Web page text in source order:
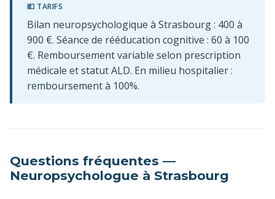
💶 TARIFS
Bilan neuropsychologique à Strasbourg : 400 à
900 €. Séance de rééducation cognitive : 60 à 100
€. Remboursement variable selon prescription
médicale et statut ALD. En milieu hospitalier :
remboursement à 100%.
Questions fréquentes —
Neuropsychologue à Strasbourg